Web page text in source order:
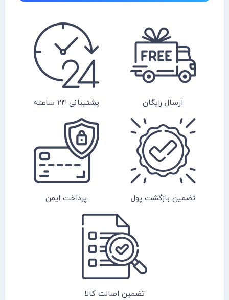
ارسال رایگان پشتیبانی 24 ساعته
تضمین بازگشت پول پرداخت ایمن
تضمین اصالت کالا